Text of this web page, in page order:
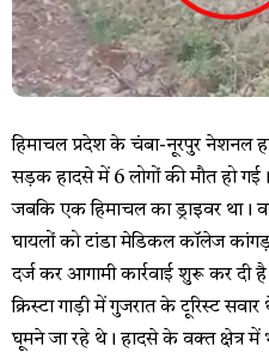
हिमाचल प्रदेश के चंबा-नूरपुर नेशनल
सड़क हादसे में 6 लोगों की मौत हो
जबकि एक हिमाचल का ड्राइवर था।
घायलों को टांडा मेडिकल कॉलेज
दर्ज कर आगामी कार्रवाई शुरू कर दी
क्रिस्टा गाड़ी में गुजरात के टूरिस्ट
घूमने जा रहे थे। हादसे के वक्त क्षेत्र में